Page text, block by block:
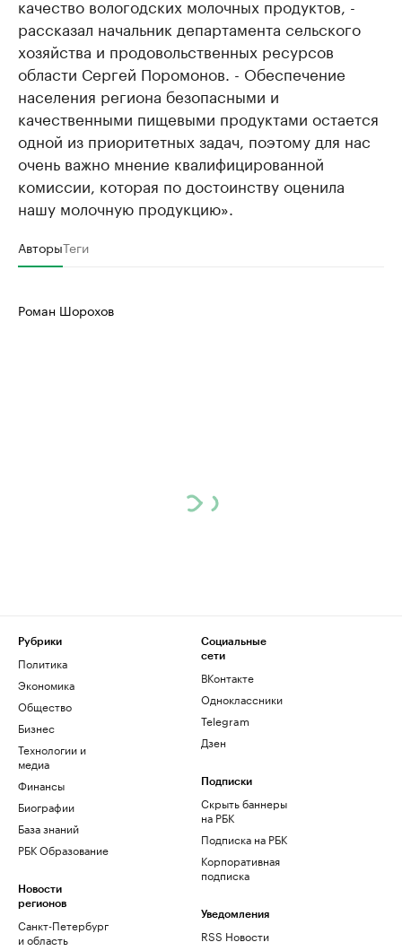
качество вологодских молочных продуктов, -
рассказал начальник департамента сельского
хозяйства и продовольственных ресурсов
области Сергей Поромонов. - Обеспечение
населения региона безопасными и
качественными пищевыми продуктами остается
одной из приоритетных задач, поэтому для нас
очень важно мнение квалифицированной
комиссии, которая по достоинству оценила
нашу молочную продукцию».
АвторыТеги
Роман Шорохов
Рубрики
Политика
Экономика
Общество
Бизнес
Технологии и
медиа
Финансы
Биографии
База знаний
РБК Образование
Новости
регионов
Санкт-Петербург
и область
Социальные
сети
ВКонтакте
Одноклассники
Telegram
Дзен
Подписки
Скрыть баннеры
на РБК
Подписка на РБК
Корпоративная
подписка
Уведомления
RSS Новости